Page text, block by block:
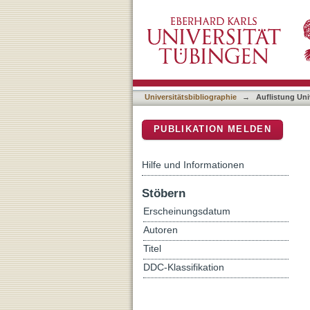
Universitätsbibliographie → Auflistung
PUBLIKATION MELDEN
Hilfe und Informationen
Stöbern
Erscheinungsdatum
Autoren
Titel
DDC-Klassifikation